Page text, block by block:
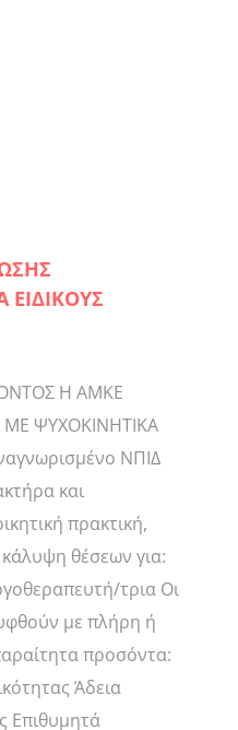
ΕΙΔΙΚΟΥΣ
Η ΑΜΚΕ
ΨΥΧΟΚΙΝΗΤΙΚΑ
ΝΠΙΔ
και
πρακτική,
θέσεων για:
τρια Οι
με πλήρη ή
προσόντα:
Άδεια
Επιθυμητά